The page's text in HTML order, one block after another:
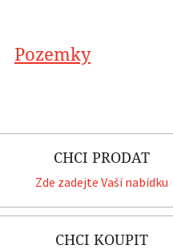
Pozemky
CHCI PRODAT
Zde zadejte Vaší nabídku
CHCI KOUPIT